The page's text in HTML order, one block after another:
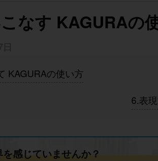
なす KAGURAの
KAGURAの使い方
6.表
感じていませんか？